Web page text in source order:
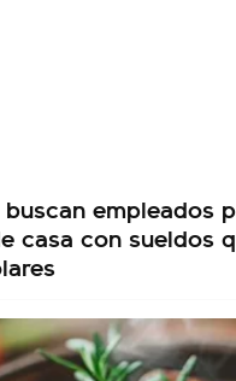
empleados
casa con sueldos